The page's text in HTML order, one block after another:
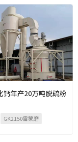
钙年产20万吨脱硫粉
GK2150雷蒙磨